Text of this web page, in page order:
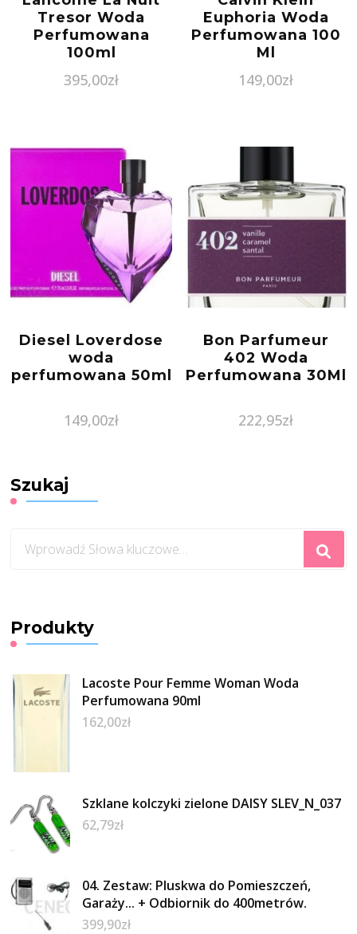
Tresor Woda
Perfumowana
100ml
395,00zł
Euphoria Woda
Perfumowana 100
Ml
149,00zł
Diesel Loverdose
woda
perfumowana 50ml
149,00zł
Bon Parfumeur
402 Woda
Perfumowana 30Ml
222,95zł
Szukaj
czegoś?
Produkty
Lacoste Pour Femme Woman Woda
Perfumowana 90ml
162,00zł
Szklane kolczyki zielone DAISY SLEV_N_037
62,79zł
04. Zestaw: Pluskwa do Pomieszczeń,
Garaży... + Odbiornik do 400metrów.
399,90zł